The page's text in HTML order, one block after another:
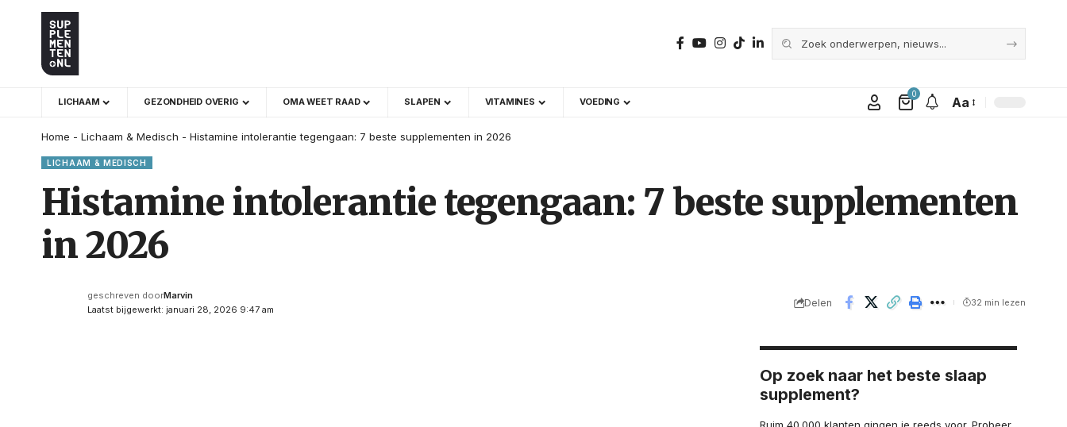
LICHAAM GEZONDHEID OVERIG OMA WEET RAAD SLAPEN VITAMINES VOEDING
0
Aa
Home - Lichaam & Medisch - Histamine intolerantie tegengaan: 7 beste supplementen in 2026
LICHAAM & MEDISCH
Histamine intolerantie tegengaan: 7 beste supplementen
in 2026
Laatst bijgewerkt: januari 28, 2026 9:47 am
geschreven doorMarvin
Delen 32 min lezen
Op zoek naar het beste slaap
supplement?